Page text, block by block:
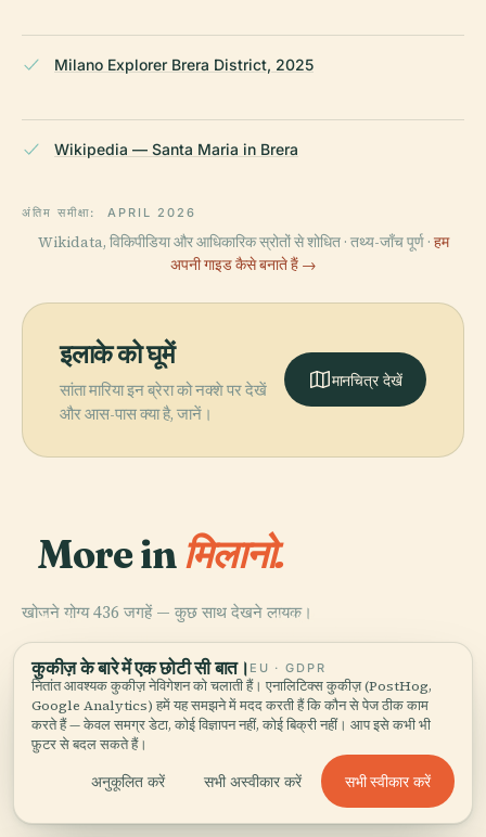
Milano Explorer Brera District, 2025
Wikipedia — Santa Maria in Brera
अंतिम समीक्षा: APRIL 2026
Wikidata, विकिपीडिया और आधिकारिक स्रोतों से शोधित · तथ्य-जाँच पूर्ण · हम
अपनी गाइड कैसे बनाते हैं →
इलाके को घूमें
सांता मारिया इन ब्रेरा को नक्शे पर देखें
और आस-पास क्या है, जानें।
मानचित्र देखें
More in मिलानो.
खोजने योग्य 436 जगहें — कुछ साथ देखने लायक।
PLACE
मिलान कैथेड्रल
PLACE
सांता मारिया डेले ग्राज़ी
PLACE
रिकॉर्डि ऐतिहासिक
अभिलेखागार
PLACE
Piazza Gae
Aulenti
कुकीज़ के बारे में एक छोटी सी बात। EU · GDPR
नितांत आवश्यक कुकीज़ नेविगेशन को चलाती हैं। एनालिटिक्स कुकीज़ (PostHog,
Google Analytics) हमें यह समझने में मदद करती हैं कि कौन से पेज ठीक काम
करते हैं — केवल समग्र डेटा, कोई विज्ञापन नहीं, कोई बिक्री नहीं। आप इसे कभी भी
फ़ुटर से बदल सकते हैं।
अनुकूलित करें सभी अस्वीकार करें सभी स्वीकार करें